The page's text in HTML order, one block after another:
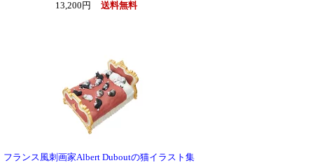
13,200円
送料無料
フランス風刺画家Albert Duboutの猫イラスト集